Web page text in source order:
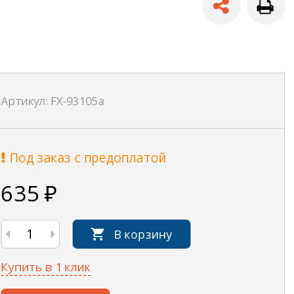
Артикул: FX-93105а
Под заказ с предоплатой
635 ₽
В корзину
Купить в 1 клик